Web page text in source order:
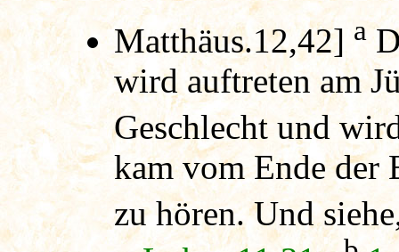
Matthäus.12,42] a
wird auftreten am
Geschlecht und
kam vom Ende der
zu hören. Und